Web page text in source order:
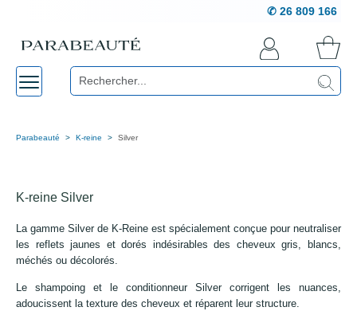
✆ 26 809 166
Parabeauté K-reine Silver
K-reine Silver
La gamme Silver de K-Reine est spécialement conçue pour neutraliser
les reflets jaunes et dorés indésirables des cheveux gris, blancs,
méchés ou décolorés.
Le shampoing et le conditionneur Silver corrigent les nuances,
adoucissent la texture des cheveux et réparent leur structure.